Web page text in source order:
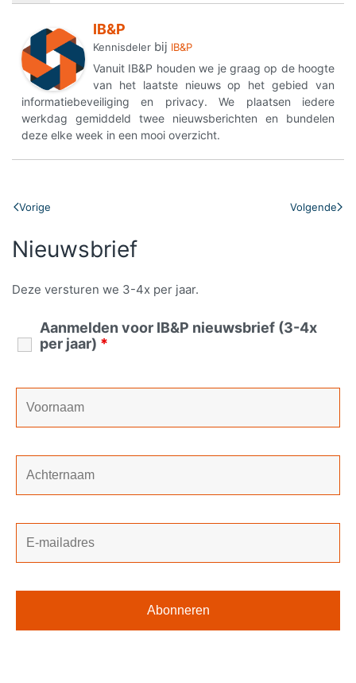
IB&P
Kennisdeler bij IB&P
Vanuit IB&P houden we je graag op de hoogte
van het laatste nieuws op het gebied van
informatiebeveiliging en privacy. We plaatsen iedere
werkdag gemiddeld twee nieuwsberichten en bundelen
deze elke week in een mooi overzicht.
Vorige Volgende
Nieuwsbrief
Deze versturen we 3-4x per jaar.
Aanmelden voor IB&P nieuwsbrief (3-4x
per jaar) *